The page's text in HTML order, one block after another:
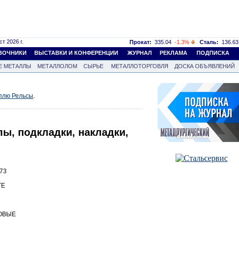
2026 г. Прокат: 335.04 -1.3% Сталь: 136.63
ВЫСТАВКИ И КОНФЕРЕНЦИИ ЖУРНАЛ РЕКЛАМА ПОДПИСКА
МЕТАЛЛЫ МЕТАЛЛОЛОМ СЫРЬЕ МЕТАЛЛОТОРГОВЛЯ
ДОСКА ОБЪЯВЛЕНИЙ
Рельсы.
подкладки, накладки,